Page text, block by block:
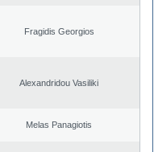
Fragidis Georgios
Alexandridou Vasiliki
Melas Panagiotis